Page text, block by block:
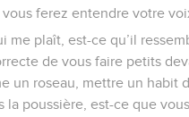
ferez entendre votre
me plaît, est-ce qu’il
de vous faire petits
un roseau, mettre un habit
la poussière, est-ce que